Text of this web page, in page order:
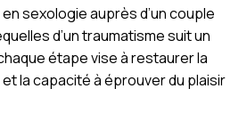
sexologie auprès d’un couple
d’un traumatisme suit un
étape vise à restaurer la
la capacité à éprouver du plaisir